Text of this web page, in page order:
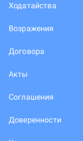
Ходатайства
Возражения
Договора
Акты
Соглашения
Доверенности